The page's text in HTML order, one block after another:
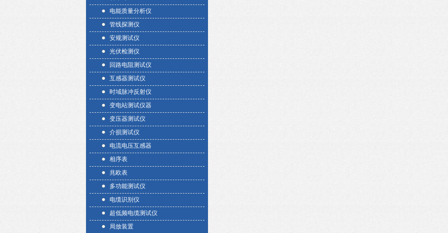
电能质量分析仪
管线探测仪
安规测试仪
光伏检测仪
回路电阻测试仪
互感器测试仪
时域脉冲反射仪
变电站测试仪器
变压器测试仪
介损测试仪
电流电压互感器
相序表
兆欧表
多功能测试仪
电缆识别仪
超低频电缆测试仪
局放装置